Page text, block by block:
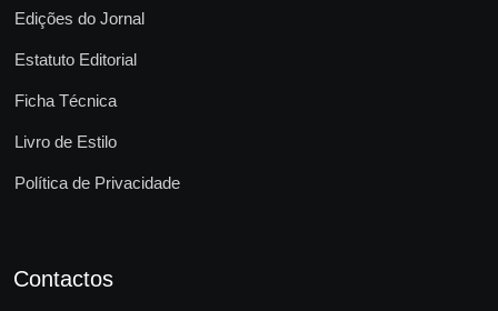
Edições do Jornal
Estatuto Editorial
Ficha Técnica
Livro de Estilo
Política de Privacidade
Contactos